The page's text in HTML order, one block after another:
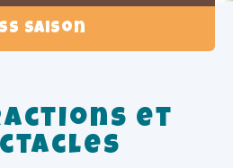
Saison
et